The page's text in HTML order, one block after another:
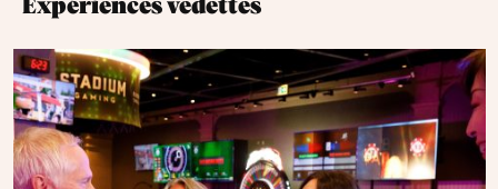
Expériences vedettes